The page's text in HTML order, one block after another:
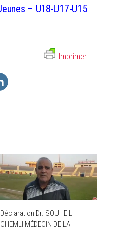
– U18-U17-U15
Imprimer
Déclaration Dr. SOUHEIL
CHEMLI MÉDECIN DE LA